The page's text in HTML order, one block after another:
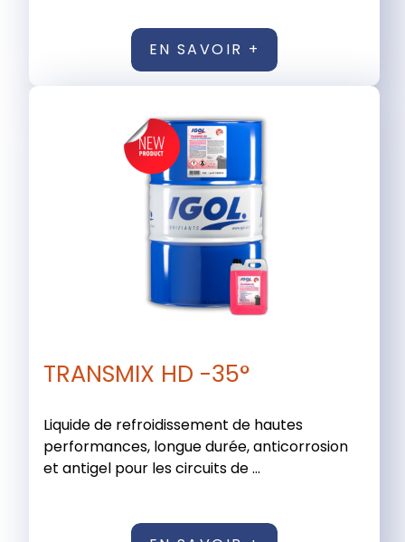
EN SAVOIR +
TRANSMIX HD -35°
Liquide de refroidissement de hautes
performances, longue durée, anticorrosion
et antigel pour les circuits de ...